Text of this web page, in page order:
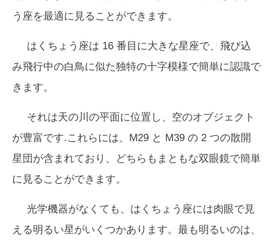
う座を最適に見ることができます。
はくちょう座は 16 番目に大きな星座で、飛び込
み飛行中の白鳥に似た独特の十字模様で簡単に認識で
きます。
それは天の川の平面に位置し、空のオブジェクト
が豊富です.これらには、M29 と M39 の 2 つの散開
星団が含まれており、どちらもまともな双眼鏡で簡単
に見ることができます。
光学機器がなくても、はくちょう座には肉眼で見
える明るい星がいくつかあります。最も明るいのは、